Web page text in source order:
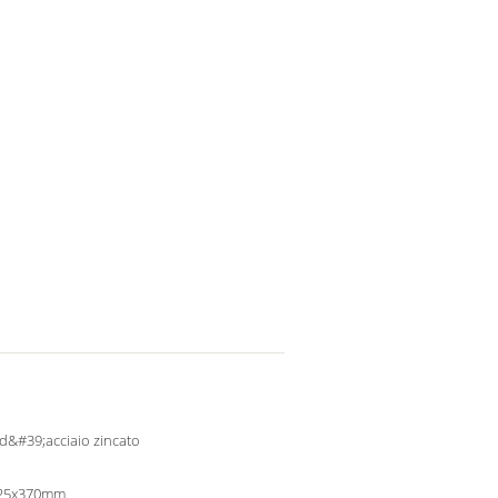
zincato